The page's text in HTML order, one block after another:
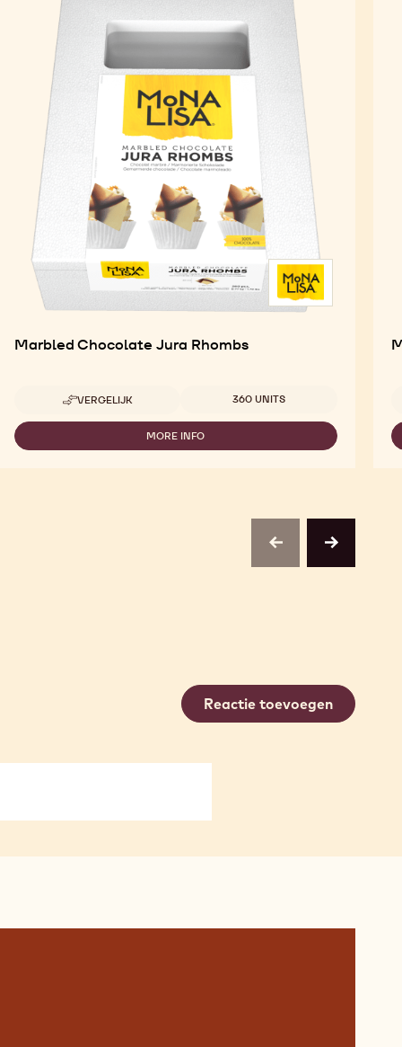
Marbled Chocolate Jura Rhombs
VERGELIJK
-
MARBLED
CHOCOLATE
JURA
Beschikbare maten
360 UNITS
MORE INFO
-
previousnext
Reactie toevoegen